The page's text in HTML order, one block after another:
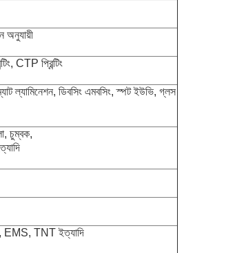
অনুযায়ী
CTP প্রিন্টিং
ল্যামিনেশন, ডিবসিং এমবসিং, স্পট ইউভি, গ্লস
চুম্বক,
EMS, TNT ইত্যাদি